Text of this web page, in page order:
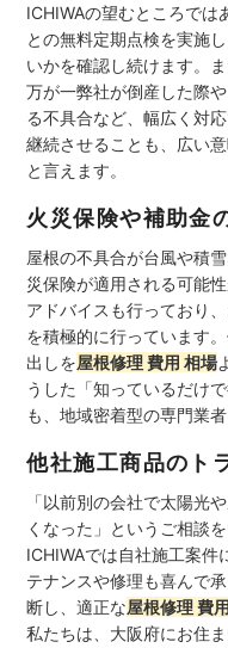
ICHIWAの望むところでは
との無料定期点検を実施
いかを確認し続けます。
万が一弊社が倒産した際
る不具合など、幅広く対
継続させることも、広い
と言えます。
火災保険や補助金
屋根の不具合が台風や積
災保険が適用される可能
アドバイスも行っており
を積極的に行っています
出しを屋根修理 費用 相場
うした「知っているだけ
も、地域密着型の専門業
他社施工商品のト
「以前別の会社で太陽光
くなった」というご相談
ICHIWAでは自社施工案件
テナンスや修理も喜んで
断し、適正な屋根修理 費
私たちは、大阪府にお住